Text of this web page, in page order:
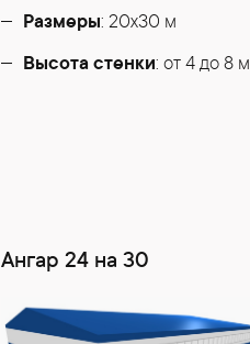
Размеры: 20х30 м
Высота стенки: от 4 до 8 м
Ангар 24 на 30